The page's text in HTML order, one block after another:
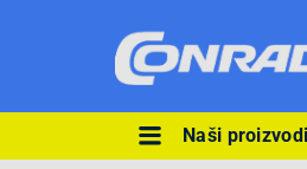
Ova
Naši proizvodi